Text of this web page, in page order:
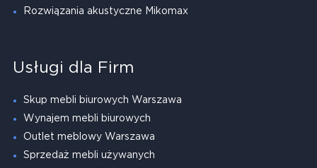
Rozwiązania akustyczne Mikomax
Usługi dla Firm
Skup mebli biurowych Warszawa
Wynajem mebli biurowych
Outlet meblowy Warszawa
Sprzedaż mebli używanych